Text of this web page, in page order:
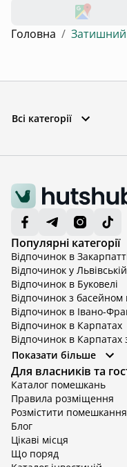
Головна /
Всі категорії
Популярні категорії
Відпочинок в
Відпочинок у
Відпочинок в Буковелі
Відпочинок з басейном
Відпочинок в Івано-
Відпочинок в Карпатах
Відпочинок в Карпатах
Відпочинок в Київській
Відпочинок в Київській
Відпочинок в
Відпочинок у Вінницькій
Відпочинок в Яремче
Відпочинок у
Відпочинок з басейном
Показати більше
Для власників та
Каталог помешкань
Правила розміщення
Розмістити помешкання
Блог
Цікаві місця
Що поряд